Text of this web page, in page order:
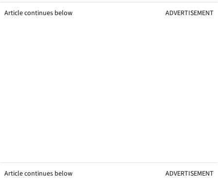
Article continues below ADVERTISEMENT
Article continues below ADVERTISEMENT